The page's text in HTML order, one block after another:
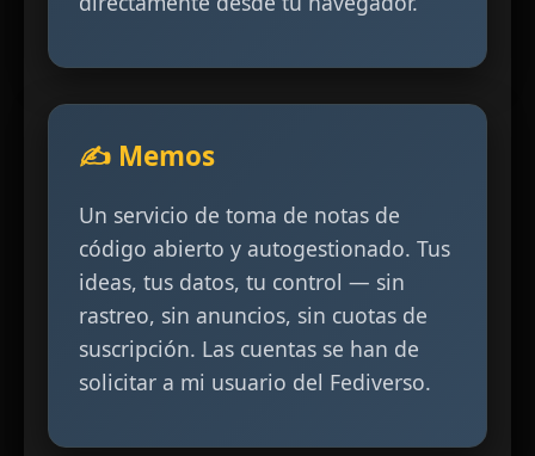
✍️ Memos
Un servicio de toma de notas de
código abierto y autogestionado. Tus
ideas, tus datos, tu control — sin
rastreo, sin anuncios, sin cuotas de
suscripción. Las cuentas se han de
solicitar a mi usuario del Fediverso.